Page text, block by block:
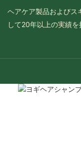
ヘアケア製品およびス
して20年以上の実績を